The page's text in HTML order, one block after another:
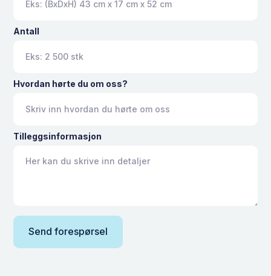
Antall
Hvordan hørte du om oss?
Tilleggsinformasjon